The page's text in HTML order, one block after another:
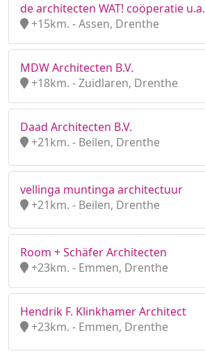
de architecten WAT! coöperatie u.a.
+15km. - Assen, Drenthe
MDW Architecten B.V.
+18km. - Zuidlaren, Drenthe
Daad Architecten B.V.
+21km. - Beilen, Drenthe
vellinga muntinga architectuur
+21km. - Beilen, Drenthe
Room + Schäfer Architecten
+23km. - Emmen, Drenthe
Hendrik F. Klinkhamer Architect
+23km. - Emmen, Drenthe